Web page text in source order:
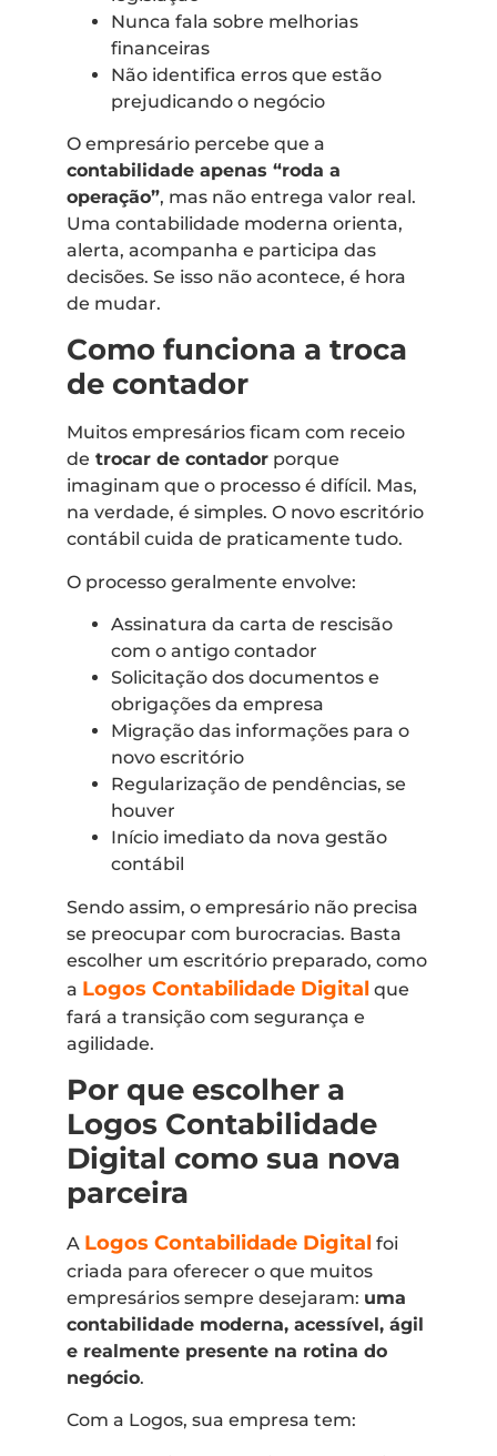
Nunca fala sobre melhorias
financeiras
Não identifica erros que estão
prejudicando o negócio
O empresário percebe que a
contabilidade apenas “roda a
operação”, mas não entrega valor real.
Uma contabilidade moderna orienta,
alerta, acompanha e participa das
decisões. Se isso não acontece, é hora
de mudar.
Como funciona a troca
de contador
Muitos empresários ficam com receio
de trocar de contador porque
imaginam que o processo é difícil. Mas,
na verdade, é simples. O novo escritório
contábil cuida de praticamente tudo.
O processo geralmente envolve:
Assinatura da carta de rescisão
com o antigo contador
Solicitação dos documentos e
obrigações da empresa
Migração das informações para o
novo escritório
Regularização de pendências, se
houver
Início imediato da nova gestão
contábil
Sendo assim, o empresário não precisa
se preocupar com burocracias. Basta
escolher um escritório preparado, como
a Logos Contabilidade Digital que
fará a transição com segurança e
agilidade.
Por que escolher a
Logos Contabilidade
Digital como sua nova
parceira
A Logos Contabilidade Digital foi
criada para oferecer o que muitos
empresários sempre desejaram: uma
contabilidade moderna, acessível, ágil
e realmente presente na rotina do
negócio.
Com a Logos, sua empresa tem: